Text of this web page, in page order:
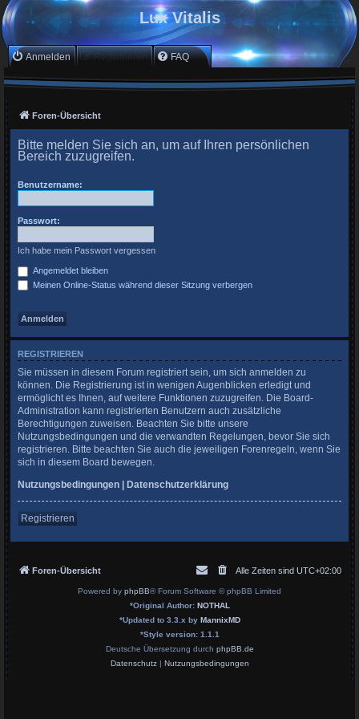
Lux Vitalis
Anmelden Registrieren FAQ
Foren-Übersicht
Bitte melden Sie sich an, um auf Ihren persönlichen
Bereich zuzugreifen.
Benutzername:
Passwort:
Ich habe mein Passwort vergessen
Angemeldet bleiben
Meinen Online-Status während dieser Sitzung verbergen
REGISTRIEREN
Sie müssen in diesem Forum registriert sein, um sich anmelden zu
können. Die Registrierung ist in wenigen Augenblicken erledigt und
ermöglicht es Ihnen, auf weitere Funktionen zuzugreifen. Die Board-
Administration kann registrierten Benutzern auch zusätzliche
Berechtigungen zuweisen. Beachten Sie bitte unsere
Nutzungsbedingungen und die verwandten Regelungen, bevor Sie sich
registrieren. Bitte beachten Sie auch die jeweiligen Forenregeln, wenn Sie
sich in diesem Board bewegen.
Nutzungsbedingungen | Datenschutzerklärung
Registrieren
Foren-Übersicht Alle Zeiten sind UTC+02:00
Powered by phpBB® Forum Software © phpBB Limited
*Original Author: NOTHAL
*Updated to 3.3.x by MannixMD
*Style version: 1.1.1
Deutsche Übersetzung durch phpBB.de
Datenschutz| Nutzungsbedingungen